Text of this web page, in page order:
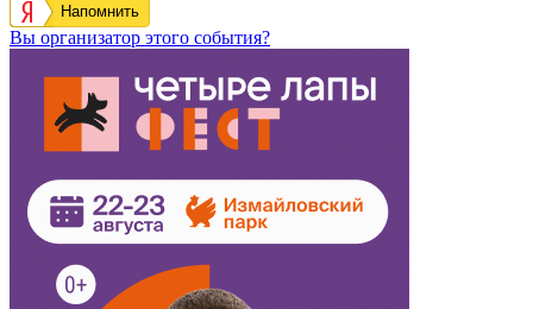
Напомнить
Вы организатор этого события?